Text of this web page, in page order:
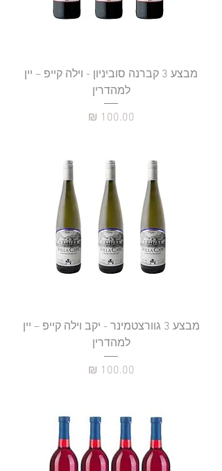
מבצע 3 קברנה סוביניון - וילה קייפ – יין
למהדרין
מחיר
מבצע 3 גוורצטמינר - יקב וילה קייפ – יין
למהדרין
מחיר